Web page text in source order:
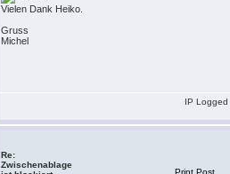
Vielen Dank Heiko.
Gruss
Michel
IP Logged
Re:
Zwischenablage
Print Post